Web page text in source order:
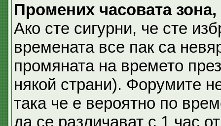
Промених часовата
Ако сте сигурни, че сте
времената все пак са
промяната на времето
някой страни). Форумите
така че е вероятно по
да се различават с 1 час